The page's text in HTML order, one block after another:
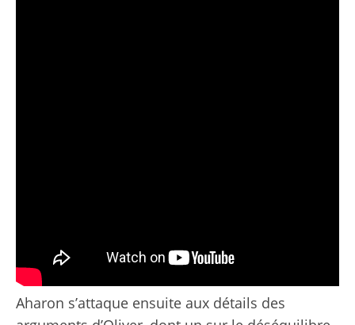
Aharon s’attaque ensuite aux détails des